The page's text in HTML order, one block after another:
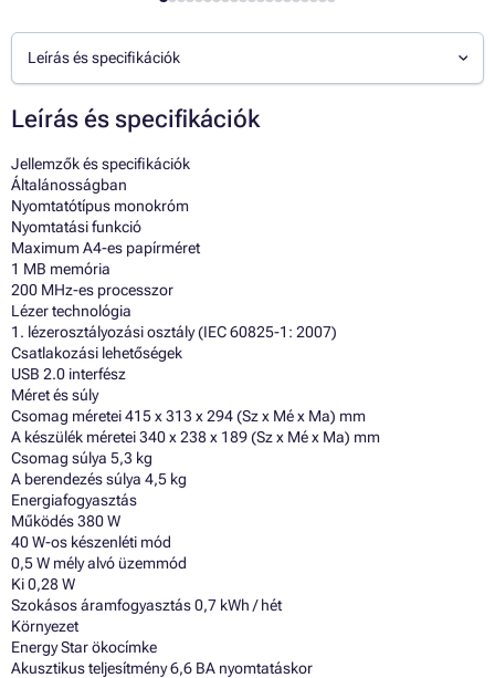
Leírás és specifikációk
Leírás és specifikációk
Jellemzők és specifikációk
Általánosságban
Nyomtatótípus monokróm
Nyomtatási funkció
Maximum A4-es papírméret
1 MB memória
200 MHz-es processzor
Lézer technológia
1. lézerosztályozási osztály (IEC 60825-1: 2007)
Csatlakozási lehetőségek
USB 2.0 interfész
Méret és súly
Csomag méretei 415 x 313 x 294 (Sz x Mé x Ma) mm
A készülék méretei 340 x 238 x 189 (Sz x Mé x Ma) mm
Csomag súlya 5,3 kg
A berendezés súlya 4,5 kg
Energiafogyasztás
Működés 380 W
40 W-os készenléti mód
0,5 W mély alvó üzemmód
Ki 0,28 W
Szokásos áramfogyasztás 0,7 kWh / hét
Környezet
Energy Star ökocímke
Akusztikus teljesítmény 6,6 BA nyomtatáskor